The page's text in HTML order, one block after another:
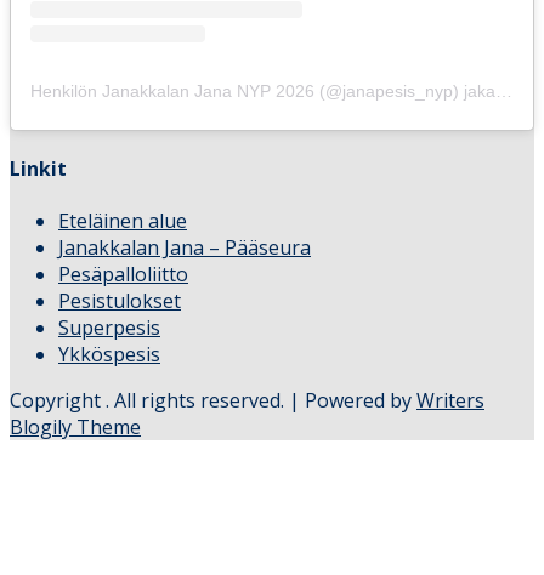
Linkit
Eteläinen alue
Janakkalan Jana – Pääseura
Pesäpalloliitto
Pesistulokset
Superpesis
Ykköspesis
Copyright. All rights reserved. | Powered byWriters
Blogily Theme